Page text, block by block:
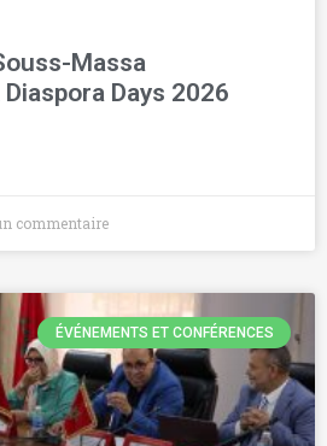
Massa
Days 2026
commentaire
ÉVÉNEMENTS ET CONFÉRENCES